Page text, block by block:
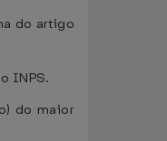
do artigo
INPS.
do maior